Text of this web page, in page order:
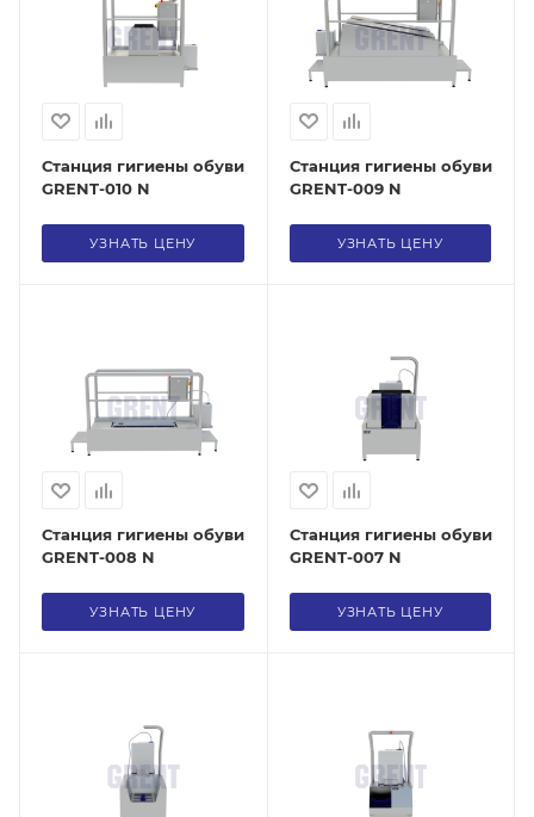
Станция гигиены обуви
GRENT-010 N
УЗНАТЬ ЦЕНУ
Станция гигиены обуви
GRENT-009 N
УЗНАТЬ ЦЕНУ
Станция гигиены обуви
GRENT-008 N
УЗНАТЬ ЦЕНУ
Станция гигиены обуви
GRENT-007 N
УЗНАТЬ ЦЕНУ